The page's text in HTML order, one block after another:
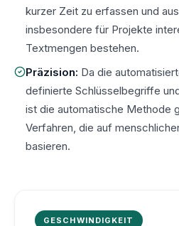
kurzer Zeit zu erfassen und
insbesondere für Projekte
Textmengen bestehen.
Präzision: Da die
definierte Schlüsselbegriffe
ist die automatische Methode
Verfahren, die auf
basieren.
GESCHWINDIGKEIT